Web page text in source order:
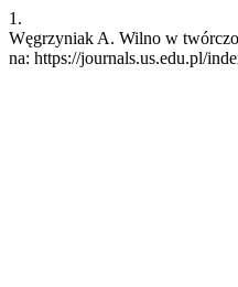
1.
Węgrzyniak A. Wilno w
na: https://journals.us.edu.pl/